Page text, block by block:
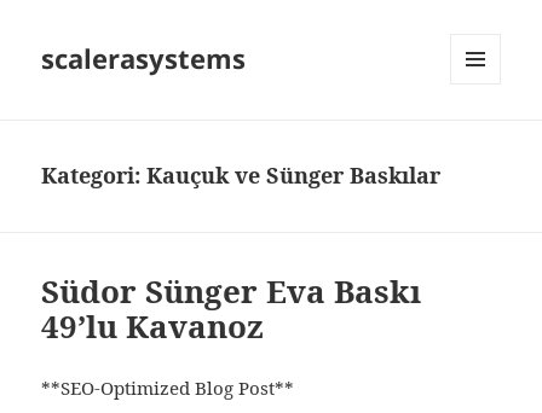
scalerasystems
Kategori:Kauçuk ve Sünger Baskılar
Südor Sünger Eva Baskı
49’lu Kavanoz
**SEO‑Optimized Blog Post**